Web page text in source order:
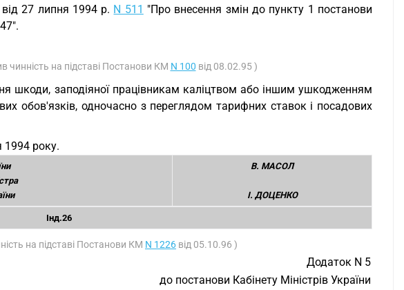
від 27 липня 1994 р. N 511 "Про внесення змін до пункту 1 постанови
чинність на підставі Постанови КМ N 100 від 08.02.95 )
шкоди, заподіяної працівникам каліцтвом або іншим ушкодженням
обов'язків, одночасно з переглядом тарифних ставок і посадових
1994 року.
В. МАСОЛ
І. ДОЦЕНКО
Інд.26
на підставі Постанови КМ N 1226 від 05.10.96 )
Додаток N 5
до постанови Кабінету Міністрів України